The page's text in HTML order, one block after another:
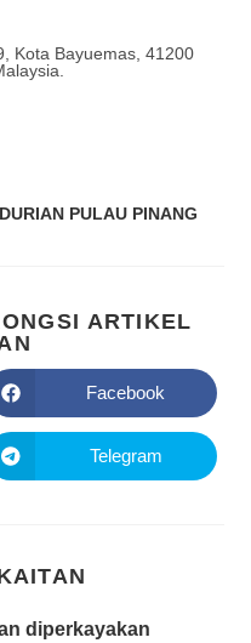
Kota Bayuemas, 41200
DURIAN PULAU PINANG
ARTIKEL
Facebook
Telegram
diperkayakan